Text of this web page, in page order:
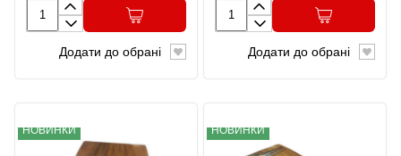
Додати до обрані Додати до обрані
НОВИНКИ НОВИНКИ